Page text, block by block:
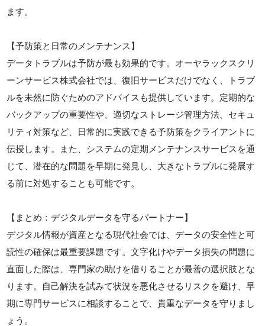
ます。
【予防策と日常のメンテナンス】
データトラブルは予防が最も効果的です。オーヤラックスクリ
ーンサービス株式会社では、復旧サービスだけでなく、トラブ
ルを未然に防ぐためのアドバイスも提供しています。定期的な
バックアップの重要性や、適切なストレージ管理方法、セキュ
リティ対策など、日常的に実践できる予防策をクライアントに
伝授します。また、システムの定期メンテナンスサービスを通
じて、潜在的な問題を早期に発見し、大きなトラブルに発展す
る前に対処することも可能です。
【まとめ：デジタルデータを守るパートナー】
デジタル情報が資産となる現代社会では、データの安全性と可
読性の確保は最重要課題です。文字化けやデータ損失の問題に
直面した際は、専門家の助けを借りることが最善の選択肢とな
ります。自己解決を試みて状況を悪化させるリスクを避け、早
期に専門サービスに相談することで、貴重なデータを守りまし
ょう。